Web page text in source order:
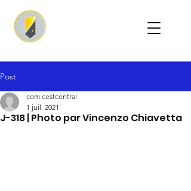
Post
J-318 | Photo par Vincenzo Chiavetta
com cestcentral
1 juil. 2021